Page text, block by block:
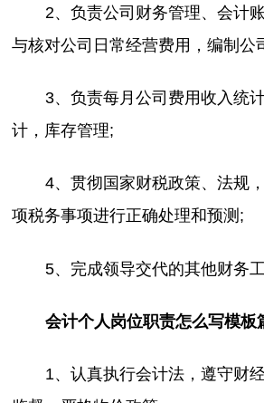
2、负责公司财务管理、会计
与核对公司日常经营费用，编制公
3、负责每月公司费用收入统
计，库存管理;
4、贯彻国家财税政策、法规
项税务事项进行正确处理和预测;
5、完成领导交代的其他财务工
会计个人岗位职责怎么写模板
1、认真执行会计法，遵守财